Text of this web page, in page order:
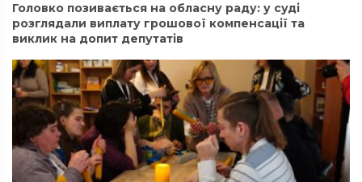
Головко позивається на обласну раду: у суді
розглядали виплату грошової компенсації та
виклик на допит депутатів